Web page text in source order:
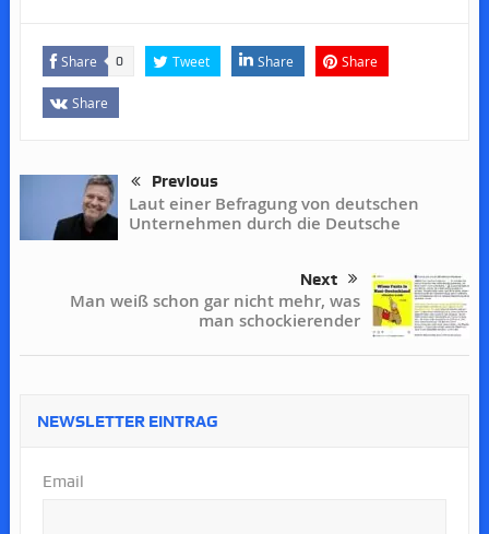
Share 0 Tweet Share Share
Share
Previous
Laut einer Befragung von deutschen
Unternehmen durch die Deutsche
Next
Man weiß schon gar nicht mehr, was
man schockierender
NEWSLETTER EINTRAG
Email